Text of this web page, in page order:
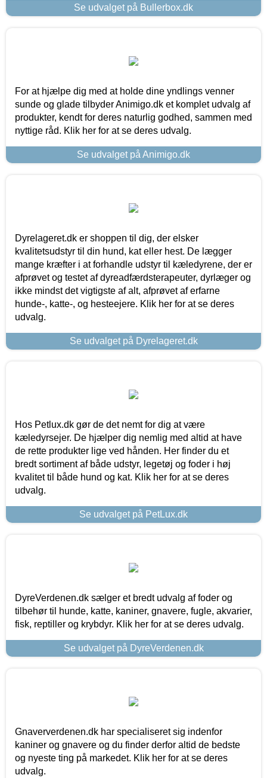
Se udvalget på Bullerbox.dk
For at hjælpe dig med at holde dine yndlings venner
sunde og glade tilbyder Animigo.dk et komplet udvalg af
produkter, kendt for deres naturlig godhed, sammen med
nyttige råd. Klik her for at se deres udvalg.
Se udvalget på Animigo.dk
Dyrelageret.dk er shoppen til dig, der elsker
kvalitetsudstyr til din hund, kat eller hest. De lægger
mange kræfter i at forhandle udstyr til kæledyrene, der er
afprøvet og testet af dyreadfærdsterapeuter, dyrlæger og
ikke mindst det vigtigste af alt, afprøvet af erfarne
hunde-, katte-, og hesteejere. Klik her for at se deres
udvalg.
Se udvalget på Dyrelageret.dk
Hos Petlux.dk gør de det nemt for dig at være
kæledyrsejer. De hjælper dig nemlig med altid at have
de rette produkter lige ved hånden. Her finder du et
bredt sortiment af både udstyr, legetøj og foder i høj
kvalitet til både hund og kat. Klik her for at se deres
udvalg.
Se udvalget på PetLux.dk
DyreVerdenen.dk sælger et bredt udvalg af foder og
tilbehør til hunde, katte, kaniner, gnavere, fugle, akvarier,
fisk, reptiller og krybdyr. Klik her for at se deres udvalg.
Se udvalget på DyreVerdenen.dk
Gnaververdenen.dk har specialiseret sig indenfor
kaniner og gnavere og du finder derfor altid de bedste
og nyeste ting på markedet. Klik her for at se deres
udvalg.